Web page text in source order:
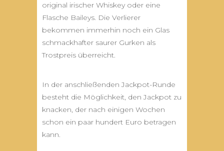
original irischer Whiskey oder eine
Flasche Baileys. Die Verlierer
bekommen immerhin noch ein Glas
schmackhafter saurer Gurken als
Trostpreis überreicht.
In der anschließenden Jackpot-Runde
besteht die Möglichkeit, den Jackpot zu
knacken, der nach einigen Wochen
schon ein paar hundert Euro betragen
kann.